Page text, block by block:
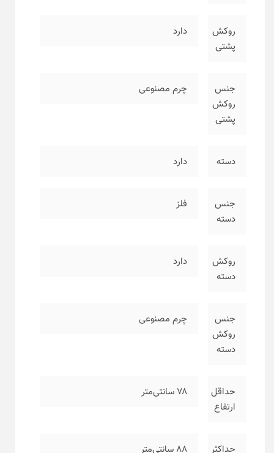
روکش
پشتی
دارد
جنس
روکش
پشتی
چرم مصنوعی
دسته دارد
جنس
دسته
فلز
روکش
دسته
دارد
جنس
روکش
دسته
چرم مصنوعی
حداقل
ارتفاع
۷۸ سانتی‌متر
حداکثر ۸۸ سانتی‌متر